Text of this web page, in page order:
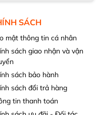
SÁCH
mật thông tin cá nhân
sách giao nhận và vận
sách bảo hành
sách đổi trả hàng
tin thanh toán